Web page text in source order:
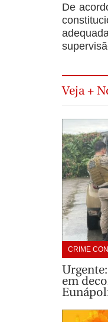
De
Veja +
CRIME
em